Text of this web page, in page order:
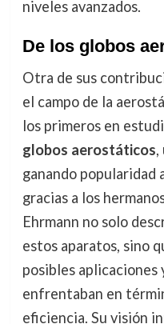
niveles avanzados.
De los globos
Otra de sus
el campo de la
los primeros en
globos aerostáticos,
ganando popularidad
gracias a los
Ehrmann no solo
estos aparatos, sino
posibles aplicaciones
enfrentaban en
eficiencia. Su visión